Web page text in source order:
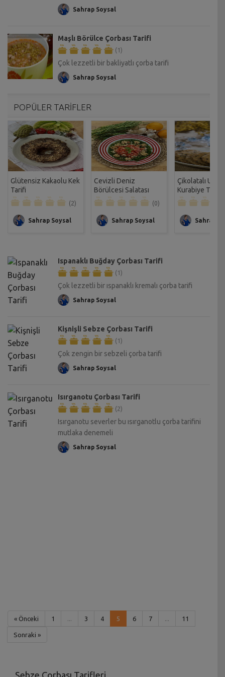
Sahrap Soysal
Maşlı Börülce Çorbası Tarifi
(1)
Çok lezzetli bir bakliyatlı çorba tarifi
Sahrap Soysal
POPÜLER TARİFLER
Glütensiz Kakaolu Kek
Tarifi
(2)
Sahrap Soysal
Cevizli Deniz
Börülcesi Salatası
Tarifi
(0)
Sahrap Soysal
Çikolatalı
Kurabiye Tarifi
Sahrap
Ispanaklı Buğday Çorbası Tarifi
(1)
Çok lezzetli bir ıspanaklı kremalı çorba tarifi
Sahrap Soysal
Kişnişli Sebze Çorbası Tarifi
(1)
Çok zengin bir sebzeli çorba tarifi
Sahrap Soysal
Isırganotu Çorbası Tarifi
(2)
Isırganotu severler bu ısırganotlu çorba tarifini
mutlaka denemeli
Sahrap Soysal
« Önceki 1 ... 3 4 5 6 7 ... 11
Sonraki »
Sebze Çorbası Tarifleri